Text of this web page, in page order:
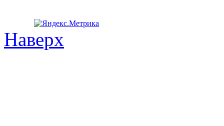
Наверх